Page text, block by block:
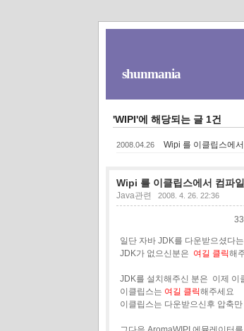
shunmania
'WIPI'에 해당되는 글 1건
2008.04.26 Wipi 를 이클립스에
Wipi 를 이클립스에서 컴파
Java관련 2008. 4. 26. 22:36
일단 자바 JDK를 다운받으셨다
JDK가 없으신분은 여길 클릭해
JDK를 설치해주신 분은 이제 이
이클립스는 여길 클릭해주세요
이클립스는 다운받으신후 압축